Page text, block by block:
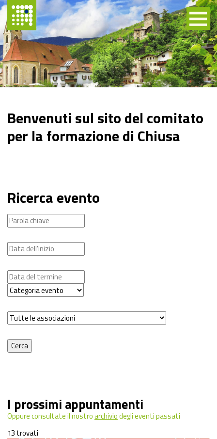
Benvenuti sul sito del comitato
per la formazione di Chiusa
Ricerca evento
I prossimi appuntamenti
Oppure consultate il nostroarchiviodegli eventi passati
13 trovati